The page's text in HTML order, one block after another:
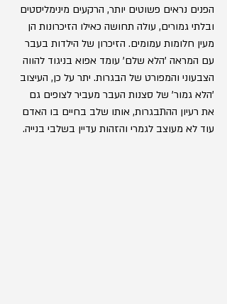
הפנים נראים פשוטים יותר, הרקעים מינימליסטים
ובלתי גמורים, עולה תחושה כאילו הזיכרונות הן
מעין חלומות עמומים. הזיכרון של הילדות בעבר
עם המראה 'הלא שלם' עומד אפוא בניגוד להווה
הצבעוני והמפורט של הבגרות. יתר על כן, העיצוב
'הלא גמור' של סצנות העבר מעביר לצופים גם
את רעיון ההתבגרות, אותו שלב בחיים בו האדם
עוד לא מעוצב לגמרי והזהות עדיין בשלבי בנייה.